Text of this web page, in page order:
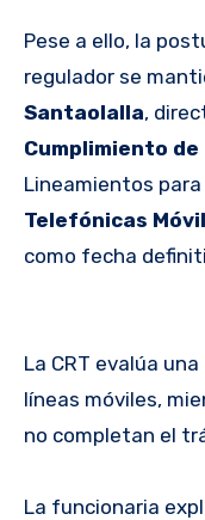
Pese a ello, la
regulador se
Santaolalla,
Cumplimiento de
Lineamientos
Telefónicas
como fecha
La CRT evalúa
líneas móviles,
no completan el
La funcionaria